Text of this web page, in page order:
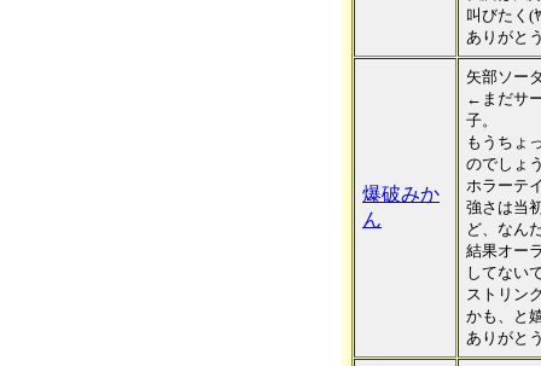
叫びたく(
ありがと
爆破みか
ん
矢部ソー
←まだサ
子。
もうちょ
のでしょ
ホラーテ
強さは当
ど、なん
結果オー
してない
ストリン
かも、と
ありがと